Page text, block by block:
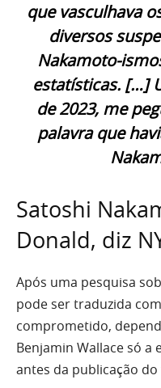
que vasculhava
diversos
Nakamoto-
estatísticas. […]
de 2023, me
palavra que
Satoshi
Donald, diz
Após uma pesquisa
pode ser traduzida
comprometido,
Benjamin Wallace só a
antes da publicação